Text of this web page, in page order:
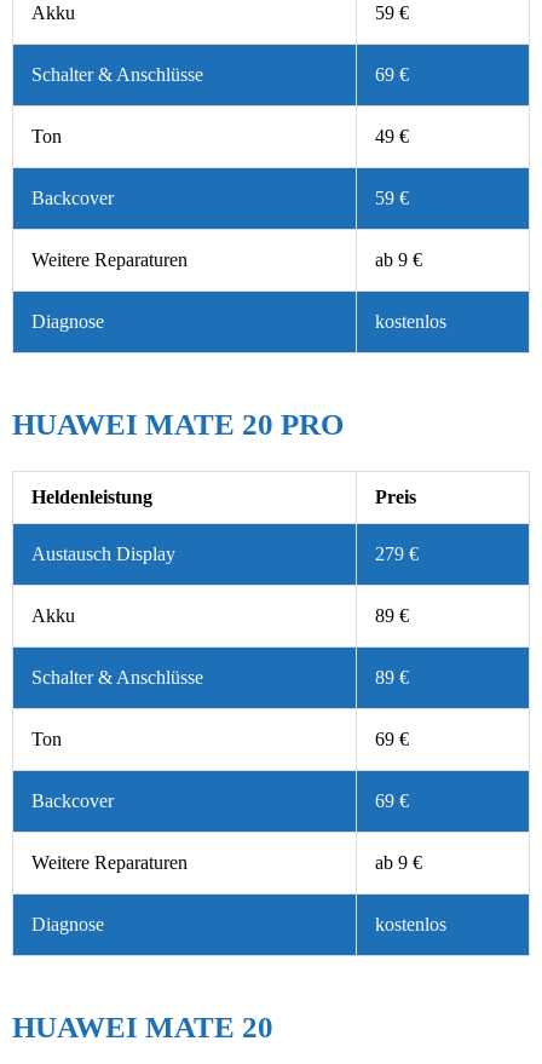
Akku 59 €
Schalter & Anschlüsse 69 €
Ton 49 €
Backcover 59 €
Weitere Reparaturen ab 9 €
Diagnose kostenlos
HUAWEI MATE 20 PRO
Heldenleistung Preis
Austausch Display 279 €
Akku 89 €
Schalter & Anschlüsse 89 €
Ton 69 €
Backcover 69 €
Weitere Reparaturen ab 9 €
Diagnose kostenlos
HUAWEI MATE 20